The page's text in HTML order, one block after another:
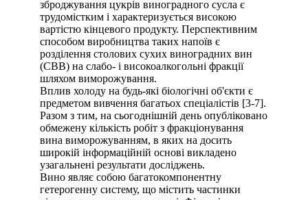
зброджування цукрів виноградного сусла є
трудомістким і характеризується високою
вартістю кінцевого продукту. Перспективним
способом виробництва таких напоїв є
розділення столових сухих виноградних вин
(СВВ) на слабо- і високоалкогольні фракції
шляхом виморожування.
Вплив холоду на будь-які біологічні об'єкти є
предметом вивчення багатьох спеціалістів [3-7].
Разом з тим, на сьогоднішній день опубліковано
обмежену кількість робіт з фракціонування
вина виморожуванням, в яких на досить
широкій інформаційній основі викладено
узагальнені результати досліджень.
Вино являє собою багатокомпонентну
гетерогенну систему, що містить частинки